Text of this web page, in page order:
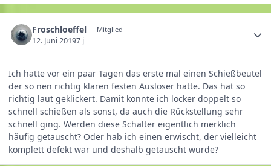
Froschloeffel Mitglied
12. Juni 20197 j
Ich hatte vor ein paar Tagen das erste mal einen Schießbeutel
der so nen richtig klaren festen Auslöser hatte. Das hat so
richtig laut geklickert. Damit konnte ich locker doppelt so
schnell schießen als sonst, da auch die Rückstellung sehr
schnell ging. Werden diese Schalter eigentlich merklich
häufig getauscht? Oder hab ich einen erwischt, der vielleicht
komplett defekt war und deshalb getauscht wurde?